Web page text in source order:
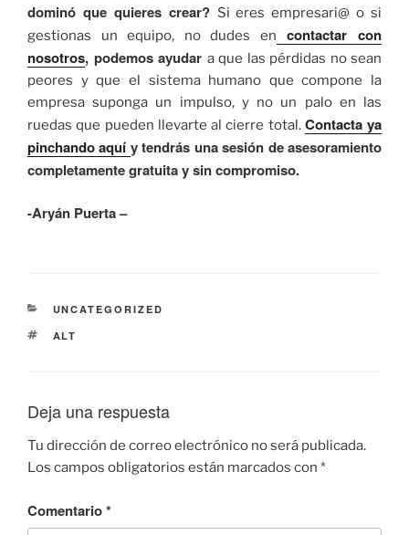
dominó que quieres crear? Si eres empresari@ o si
gestionas un equipo, no dudes en
contactar con
nosotros, podemos ayudar a que las pérdidas no sean
peores y que el sistema humano que compone la
empresa suponga un impulso, y no un palo en las
ruedas que pueden llevarte al cierre total. Contacta ya
pinchando aquí y tendrás una sesión de asesoramiento
completamente gratuita y sin compromiso.
-Aryán Puerta –
CATEGORÍAS
UNCATEGORIZED
ETIQUETAS
ALT
Deja una respuesta
Tu dirección de correo electrónico no será publicada.
Los campos obligatorios están marcados con *
Comentario*